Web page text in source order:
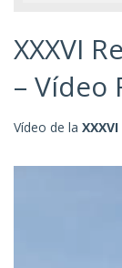
XXXVI
– Vídeo
Vídeo de la